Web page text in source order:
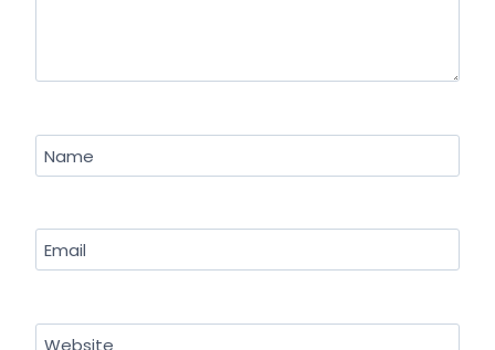
Name
Email
Website